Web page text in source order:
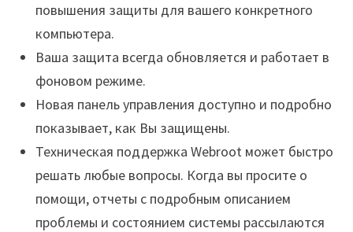
повышения защиты для вашего конкретного
компьютера.
Ваша защита всегда обновляется и работает в
фоновом режиме.
Новая панель управления доступно и подробно
показывает, как Вы защищены.
Техническая поддержка Webroot может быстро
решать любые вопросы. Когда вы просите о
помощи, отчеты с подробным описанием
проблемы и состоянием системы рассылаются